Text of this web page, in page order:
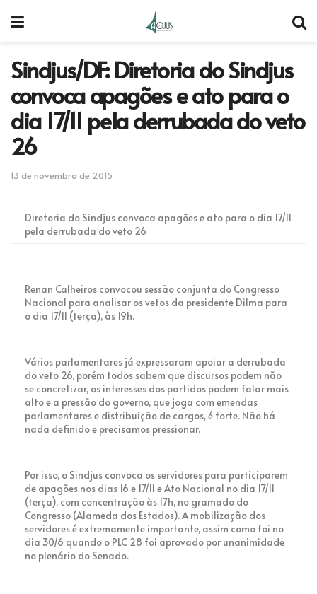
Sindjus/DF: Diretoria do Sindjus
convoca apagões e ato para o
dia 17/11 pela derrubada do veto
26
13 de novembro de 2015
Diretoria do Sindjus convoca apagões e ato para o dia 17/11
pela derrubada do veto 26
Renan Calheiros convocou sessão conjunta do Congresso
Nacional para analisar os vetos da presidente Dilma para
o dia 17/11 (terça), às 19h.
Vários parlamentares já expressaram apoiar a derrubada
do veto 26, porém todos sabem que discursos podem não
se concretizar, os interesses dos partidos podem falar mais
alto e a pressão do governo, que joga com emendas
parlamentares e distribuição de cargos, é forte. Não há
nada definido e precisamos pressionar.
Por isso, o Sindjus convoca os servidores para participarem
de apagões nos dias 16 e 17/11 e Ato Nacional no dia 17/11
(terça), com concentração às 17h, no gramado do
Congresso (Alameda dos Estados). A mobilização dos
servidores é extremamente importante, assim como foi no
dia 30/6 quando o PLC 28 foi aprovado por unanimidade
no plenário do Senado.